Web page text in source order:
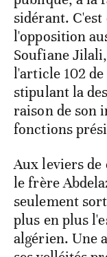
sidérant.
l'opposition
Soufiane
l'article 102
stipulant la
raison de son
fonctions
Aux leviers de
le frère
seulement
plus en plus
algérien. Une